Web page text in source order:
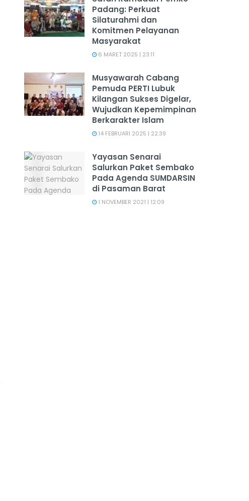
Padang: Perkuat
Silaturahmi dan
Komitmen Pelayanan
Masyarakat
6 MARET 2025 | 23:11
Musyawarah Cabang
Pemuda PERTI Lubuk
Kilangan Sukses Digelar,
Wujudkan Kepemimpinan
Berkarakter Islam
14 FEBRUARI 2025 | 22:39
Yayasan Senarai
Salurkan Paket Sembako
Pada Agenda SUMDARSIN
di Pasaman Barat
1 NOVEMBER 2021 | 12:09